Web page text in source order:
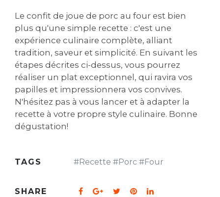
Le confit de joue de porc au four est bien
plus qu'une simple recette : c'est une
expérience culinaire complète, alliant
tradition, saveur et simplicité. En suivant les
étapes décrites ci-dessus, vous pourrez
réaliser un plat exceptionnel, qui ravira vos
papilles et impressionnera vos convives.
N'hésitez pas à vous lancer et à adapter la
recette à votre propre style culinaire. Bonne
dégustation!
TAGS #Recette #Porc #Four
SHARE